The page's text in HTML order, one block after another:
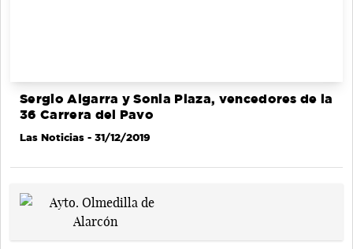
Sergio Algarra y Sonia Plaza, vencedores de la
36 Carrera del Pavo
Las Noticias - 31/12/2019